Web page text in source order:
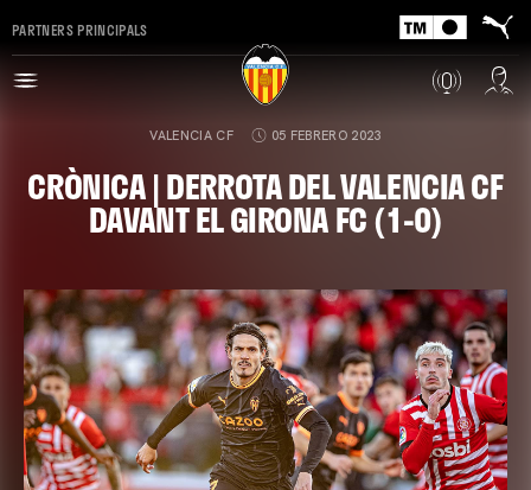
PARTNERS PRINCIPALS
VALENCIA CF 05 FEBRERO 2023
CRÒNICA | DERROTA DEL VALENCIA CF
DAVANT EL GIRONA FC (1-0)